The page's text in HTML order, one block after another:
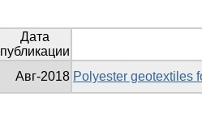
Дата
публикации
Авг-2018 Polyester geotextiles